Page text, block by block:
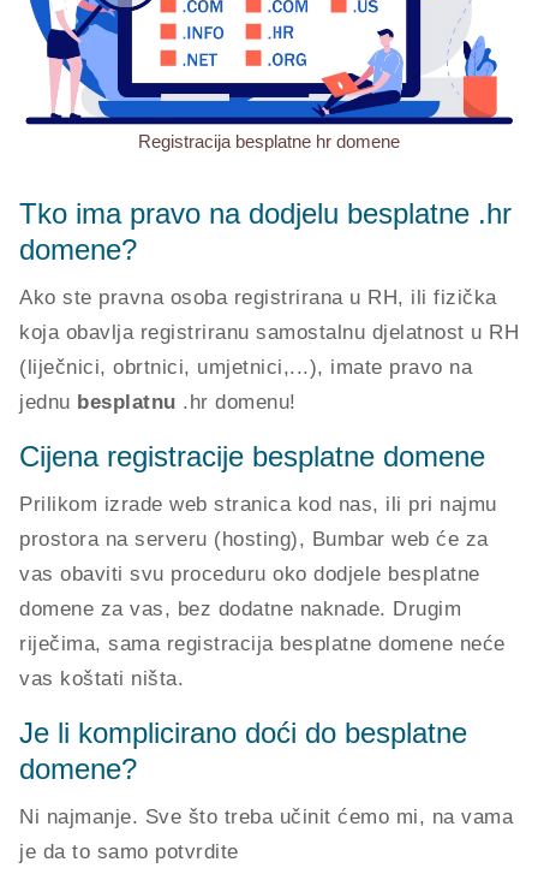
Registracija besplatne hr domene
Tko ima pravo na dodjelu besplatne .hr
domene?
Ako ste pravna osoba registrirana u RH, ili fizička
koja obavlja registriranu samostalnu djelatnost u RH
(liječnici, obrtnici, umjetnici,...), imate pravo na
jednu besplatnu .hr domenu!
Cijena registracije besplatne domene
Prilikom izrade web stranica kod nas, ili pri najmu
prostora na serveru (hosting), Bumbar web će za
vas obaviti svu proceduru oko dodjele besplatne
domene za vas, bez dodatne naknade. Drugim
riječima, sama registracija besplatne domene neće
vas koštati ništa.
Je li komplicirano doći do besplatne
domene?
Ni najmanje. Sve što treba učinit ćemo mi, na vama
je da to samo potvrdite